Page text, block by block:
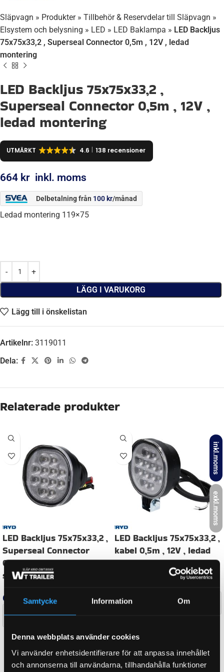
Samtycke Information Om
Denna webbplats använder cookies
Vi använder enhetsidentifierare för att anpassa innehållet
och annonserna till användarna, tillhandahålla funktioner
inkl.moms
exkl.moms
Släpvagn » Produkter» Tillbehör & Reservdelar till Släpvagn »
Elsystem och belysning » LED » LED Baklampa » LED Backljus
75x75x33,2 , Superseal Connector 0,5m , 12V , ledad
montering
LED Backljus 75x75x33,2 ,
Superseal Connector 0,5m , 12V ,
ledad montering
UTMÄRKT 4.6 138 recensioner
664 kr inkl. moms
Delbetalning från 100 kr/månad
Ledad montering 119×75
LÄGG I VARUKORG
Lägg till i önskelistan
Artikelnr: 3119011
Dela:
Relaterade produkter
LED Backljus 75x75x33,2 ,
Superseal Connector
0,5m , 12V , 2 x M5
skruvanslutning
664 kr inkl. moms
LÄGG I VARUKORG
LED Backljus 75x75x33,2 ,
kabel 0,5m , 12V , ledad
montering
Delbetalning från